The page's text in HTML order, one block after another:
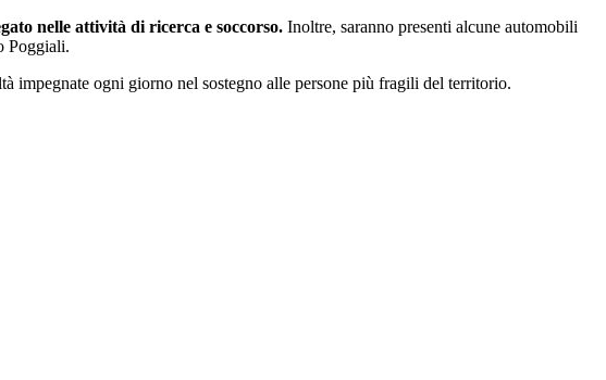
nelle attività di ricerca e soccorso. Inoltre, saranno presenti alcune automobili
Poggiali.
impegnate ogni giorno nel sostegno alle persone più fragili del territorio.